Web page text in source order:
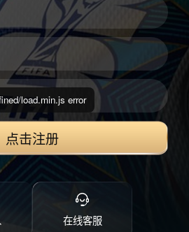
点击注册
在线客服
load.min.js error